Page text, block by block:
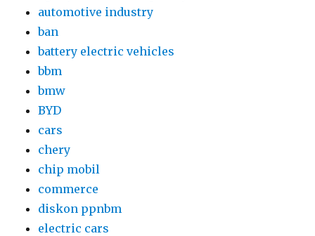
automotive industry
ban
battery electric vehicles
bbm
bmw
BYD
cars
chery
chip mobil
commerce
diskon ppnbm
electric cars